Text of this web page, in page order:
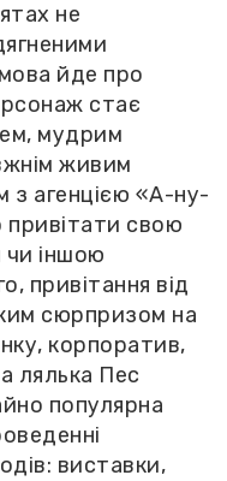
не
йде про
стає
мудрим
живим
з агенцією «А-ну-
привітати свою
іншою
привітання від
сюрпризом на
корпоратив,
лялька Пес
популярна
виставки,